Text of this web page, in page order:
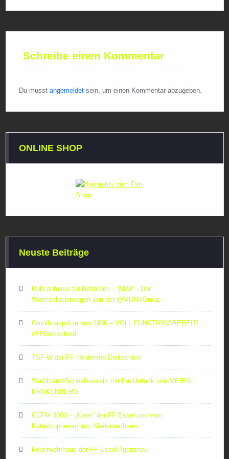
Schreibe einen Kommentar
Du musst angemeldetsein, um einen Kommentar abzugeben.
ONLINE SHOP
Neuste Beiträge
Rollcontainer für Behörden – WLW – Der
Wechselladerwagen von der ‪@MUNKGroup‬
Omnibusspritze von 1906 – VOLL FUNKTIONSBEREIT!
#FFDickschied
TSF-W der FF Heidenrod-Dickschied
Waldbrand-Schnelleinsatz mit FastAttack von MEIER-
BRAKENBERG
CCFM 3000 – „Kater“ der FF Essel und vom
Katastrophenschutz Niedersachsen
Feuerwehrhaus der FF Essel #ganzneu